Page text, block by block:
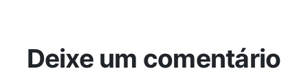
Deixe um comentário